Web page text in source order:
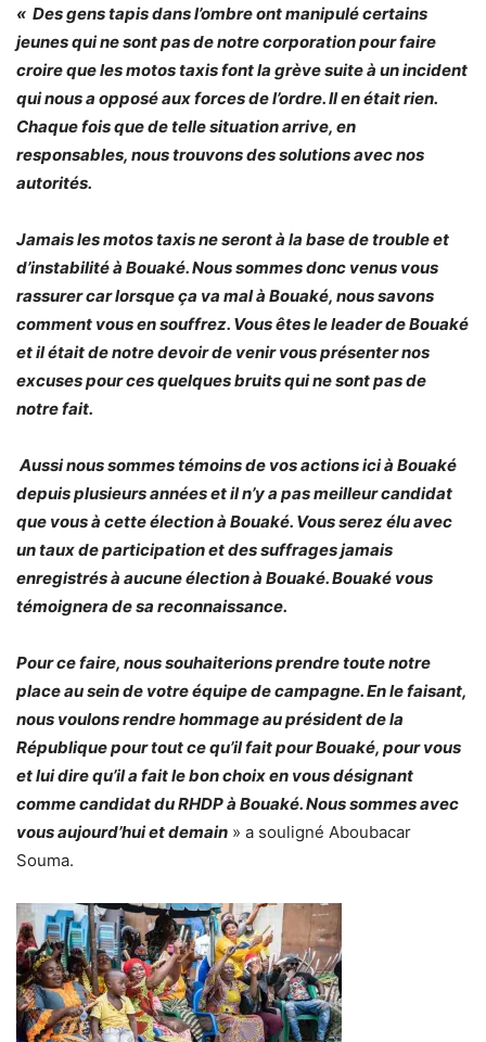
« Des gens tapis dans l’ombre ont manipulé certains
jeunes qui ne sont pas de notre corporation pour faire
croire que les motos taxis font la grève suite à un incident
qui nous a opposé aux forces de l’ordre. Il en était rien.
Chaque fois que de telle situation arrive, en
responsables, nous trouvons des solutions avec nos
autorités.
Jamais les motos taxis ne seront à la base de trouble et
d’instabilité à Bouaké. Nous sommes donc venus vous
rassurer car lorsque ça va mal à Bouaké, nous savons
comment vous en souffrez. Vous êtes le leader de Bouaké
et il était de notre devoir de venir vous présenter nos
excuses pour ces quelques bruits qui ne sont pas de
notre fait.
Aussi nous sommes témoins de vos actions ici à Bouaké
depuis plusieurs années et il n’y a pas meilleur candidat
que vous à cette élection à Bouaké. Vous serez élu avec
un taux de participation et des suffrages jamais
enregistrés à aucune élection à Bouaké. Bouaké vous
témoignera de sa reconnaissance.
Pour ce faire, nous souhaiterions prendre toute notre
place au sein de votre équipe de campagne. En le faisant,
nous voulons rendre hommage au président de la
République pour tout ce qu’il fait pour Bouaké, pour vous
et lui dire qu’il a fait le bon choix en vous désignant
comme candidat du RHDP à Bouaké. Nous sommes avec
vous aujourd’hui et demain » a souligné Aboubacar
Souma.